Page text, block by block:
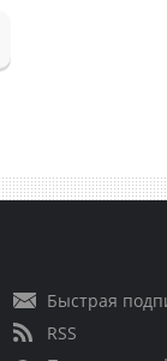
Быстрая
RSS